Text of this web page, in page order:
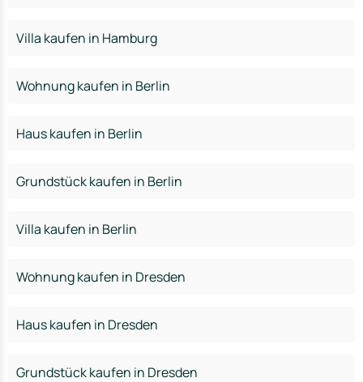
Villa kaufen in Hamburg
Wohnung kaufen in Berlin
Haus kaufen in Berlin
Grundstück kaufen in Berlin
Villa kaufen in Berlin
Wohnung kaufen in Dresden
Haus kaufen in Dresden
Grundstück kaufen in Dresden